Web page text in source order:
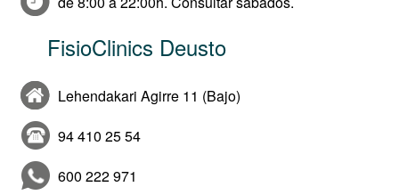
FisioClinics Deusto
Lehendakari Agirre 11 (Bajo)
94 410 25 54
600 222 971